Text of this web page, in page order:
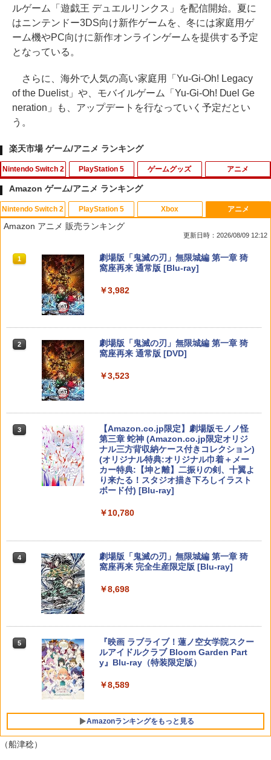
ルゲーム「遊戯王 デュエルリンクス」を配信開始。夏に
はニンテンドー3DS向け新作ゲームを、冬には家庭用ゲ
ーム機やPC向けに新作オンラインゲームを提供する予定
となっている。
さらに、海外で人気の高い家庭用「Yu-Gi-Oh! Legacy
of the Duelist」や、モバイルゲーム「Yu-Gi-Oh! Duel Ge
neration」も、アップデートを行なっていく予定だとい
う。
楽天市場 ゲーム/アニメ ランキング
Nintendo Switch 2
1
【特典】進撃の巨人3 Switch2版(【早
期購入封入特典】DLC)
任天堂 【Switch2】マリオカート ワール
ド [BEE-P-AAAAA NSW2 マリオカ-ト
ワ-ルド]
￥8,970
5 Nintendo Switch 2 オールインボックス
PlayStation 5
1
【特典】BLUE REFLECTION Quartet:
少女たちのキセキ PS5版(【早期購入特
典】特別フォトフレーム「Quartet」)
￥6,342
￥6,358
ンス PS5版(【初回封入特典】魔導船＆
かけだし騎士の応援パック・かけだし騎
士のスタートダッシュパック)
￥6,526
サドン ストライク 5 デラックスエディシ
ョン
【特典】ドラゴンクエストモンスターズ
4 枯れ木の国のビアンカ・フローラ P
￥7,199
ゲームグッズ
1
【中古】ファイナルファンタジーXII レ
ヴァナント・ウイング
【中古】PS2 ギャロップレーサー6 −R
￥660
[Switch] Pokemon Champions + スタ
￥980
【中古】グランド・セフト・オートV
【CEROレーティング「Z」】 (「特典」
タイガーシャークマネーカード(「GTAオ
トコード 同梱)- PS4
ーラー HAC-A-FSSKA【千葉】保証期間
1週間【ランクC】
アニメ
1
マクロスプラス MOVIE EDITION【Blu-r
ay】 [ 山崎たくみ ]
￥6,800
マシンロボ ぶっちぎりバトルハッカーズ
全31話BOXセット ブルーレイ【Blu-ra
y】
￥7,300
5
劇場版「鬼滅の刃」無限城編 第一章 猗
窩座再来(完全生産限定版)【Blu-ray】 [
Amazon ゲーム/アニメ ランキング
Nintendo Switch 2
1
スプラトゥーン レイダース|オンライン
コード版
￥5,832
2 スプラトゥーン レイダース -Switch2
3 Nintendo Switch 2(日本語・国内専用)
￥55,491
ニンテンドープリペイド番号 9000円|オ
ンラインコード版
￥9,000
ニンテンドープリペイド番号 5000円|オ
ンラインコード版
PlayStation 5
1
PlayStation 5 デジタル・エディション
日本語専用 Console Language: Japan
2
Beast of Reincarnation -PS5 【特典】
プロダクトコード 封入
￥7,286
3
【純正品】ディスクドライブ(CFI-ZDD1
J) PlayStation 5
￥11,849
トローラー ミッドナイト ブラック(CFI-
【純正品】DualSense ワイヤレスコン
￥10,737
Xbox
1
【純正品】Xbox ワイヤレス コントロー
ラー + USB-C® ケーブル
￥8,300
ラー (ロボット ホワイト)
3
￥8,020
【純正品】Xbox 充電式バッテリー + US
B-C ケーブル
￥2,618
【国内正規品】Thrustmaster スラスト
S5、PS5 Pro、Xbox One、Xbox Serie
￥14,141
アニメ
Amazon アニメ 販売ランキング
更新日時：2026/08/09 12:12
1
劇場版「鬼滅の刃」無限城編 第一章 猗
窩座再来 通常版 [Blu-ray]
￥3,982
2
劇場版「鬼滅の刃」無限城編 第一章 猗
窩座再来 通常版 [DVD]
￥3,523
3
【Amazon.co.jp限定】劇場版モノノ怪
第三章 蛇神 (Amazon.co.jp限定オリジ
ナル三方背収納ケース付きコレクション)
(オリジナル特典:オリジナル巾着＋メー
カー特典:【坤と離】二振りの剣、十翼よ
り来たる！スタジオ描き下ろしイラスト
ボード付) [Blu-ray]
￥10,780
4
劇場版「鬼滅の刃」無限城編 第一章 猗
窩座再来 完全生産限定版 [Blu-ray]
￥8,698
5
『映画 ラブライブ！蓮ノ空女学院スクー
ルアイドルクラブ Bloom Garden Part
y』Blu-ray（特装限定版）
￥8,589
Amazonランキングをもっと見る
（船津稔）